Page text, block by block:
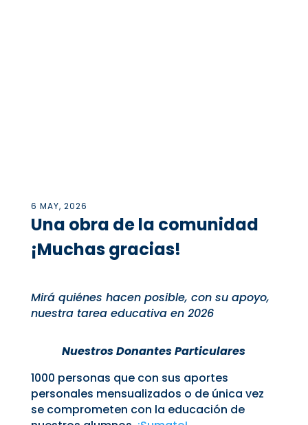
6 MAY, 2026
Una obra de la comunidad
¡Muchas gracias!
Mirá quiénes hacen posible, con su apoyo,
nuestra tarea educativa en 2026
Nuestros Donantes Particulares
1000 personas que con sus aportes
personales mensualizados o de única vez
se comprometen con la educación de